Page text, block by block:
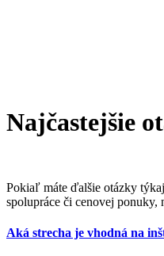
Najčastejšie
Pokiaľ máte ďalšie otázky
spolupráce či cenovej ponuky,
Aká strecha je vhodná na